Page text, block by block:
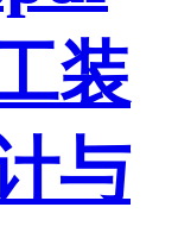
装
与